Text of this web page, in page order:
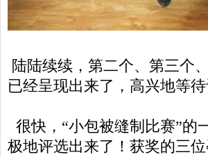
陆陆续续，第二个、第三个
已经呈现出来了，高兴地等
很快，“小包被缝制比赛”的
极地评选出来了！获奖的三